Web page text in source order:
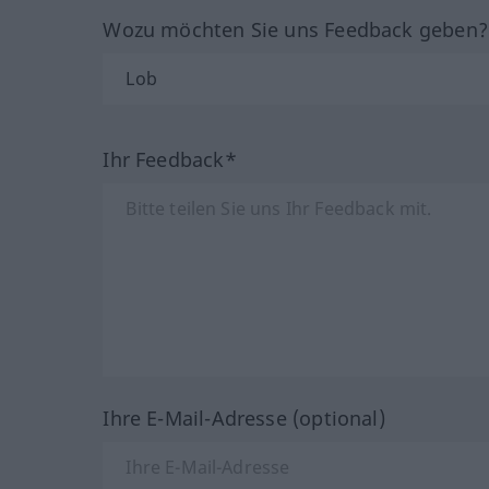
Wozu möchten Sie uns Feedback
Ihr Feedback*
Ihre E-Mail-Adresse (optional)